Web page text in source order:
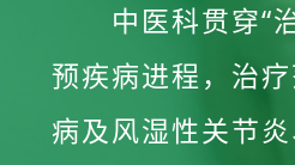
中医科贯穿“
预疾病进程，治
病及风湿性关节